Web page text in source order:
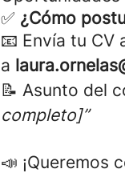
✅ ¿Cómo
📧 Envía tu CV
a
📝 Asunto del
completo]”
📣 ¡Queremos